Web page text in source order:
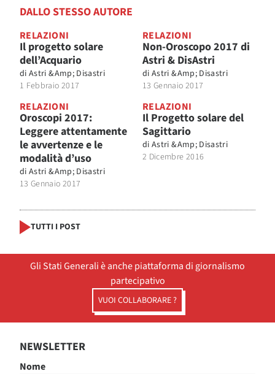
DALLO STESSO AUTORE
RELAZIONI
Il progetto solare
dell’Acquario
di Astri &Amp; Disastri
1 Febbraio 2017
RELAZIONI
Non-Oroscopo 2017 di
Astri & DisAstri
di Astri &Amp; Disastri
13 Gennaio 2017
RELAZIONI
Oroscopi 2017:
Leggere attentamente
le avvertenze e le
modalità d’uso
di Astri &Amp; Disastri
13 Gennaio 2017
RELAZIONI
Il Progetto solare del
Sagittario
di Astri &Amp; Disastri
2 Dicembre 2016
TUTTI I POST
Gli Stati Generali è anche piattaforma di giornalismo
partecipativo
VUOI COLLABORARE ?
NEWSLETTER
Nome